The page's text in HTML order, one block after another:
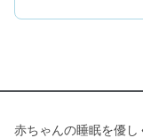
赤ちゃんの睡眠を優し